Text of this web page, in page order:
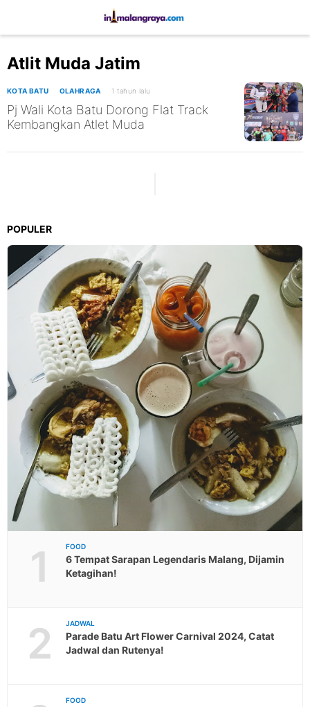
Atlit Muda Jatim
KOTA BATU OLAHRAGA 1 tahun lalu
Pj Wali Kota Batu Dorong Flat Track
Kembangkan Atlet Muda
POPULER
1 FOOD
6 Tempat Sarapan Legendaris Malang, Dijamin
Ketagihan!
2 JADWAL
Parade Batu Art Flower Carnival 2024, Catat
Jadwal dan Rutenya!
FOOD